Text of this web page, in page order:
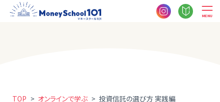
MENU
TOP > オンラインで学ぶ > 投資信託の選び方 実践編